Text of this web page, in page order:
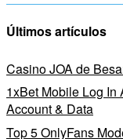
Últimos artículos
Casino JOA de
1xBet Mobile Log In
Account & Data
Top 5 OnlyFans